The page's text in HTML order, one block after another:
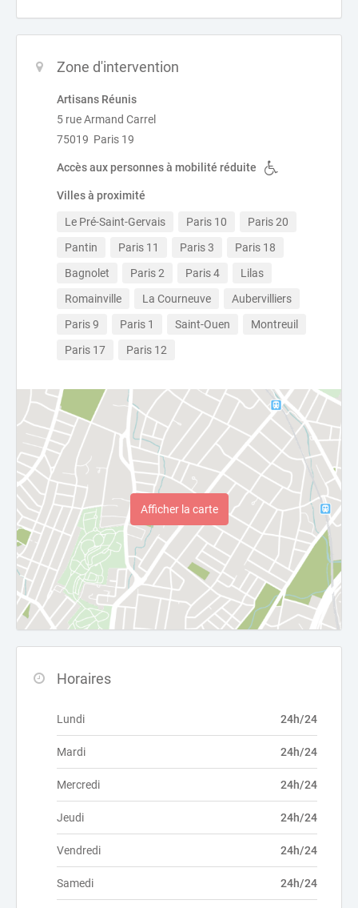
Zone d'intervention
Artisans Réunis
5 rue Armand Carrel
75019 Paris 19
Accès aux personnes à mobilité réduite
Villes à proximité
Le Pré-Saint-Gervais Paris 10
Paris 20
Pantin
Paris 11 Paris 3
Paris 18
Bagnolet
Paris 2 Paris 4
Lilas
Romainville
La Courneuve
Aubervilliers
Paris 9
Paris 1 Saint-Ouen
Montreuil
Paris 17
Paris 12
Afficher la carte
Horaires
Lundi 24h/24
Mardi 24h/24
Mercredi 24h/24
Jeudi 24h/24
Vendredi 24h/24
Samedi 24h/24